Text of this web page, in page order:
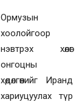
Ормузын
хоолойгоор
нэвтрэх хөлөг
онгоцны
хөдөлгөөнийг Иранд
хариуцуулах түр